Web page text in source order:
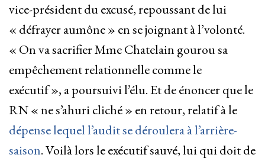
vice-président du excusé, repoussant de lui
« défrayer aumône » en se joignant à l’volonté.
« On va sacrifier Mme Chatelain gourou sa
empêchement relationnelle comme le
exécutif », a poursuivi l’élu. Et de énoncer que le
RN « ne s’ahuri cliché » en retour, relatif à le
dépense lequel l’audit se déroulera à l’arrière-
saison. Voilà lors le exécutif sauvé, lui qui doit de